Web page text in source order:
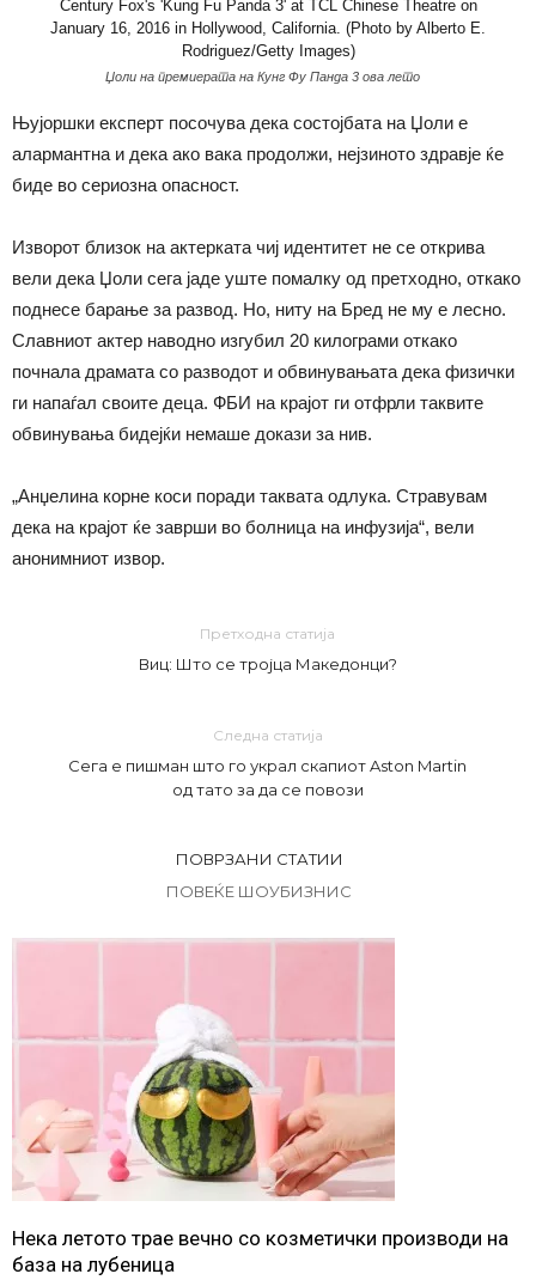
Џоли на премиерата на Кунг Фу Панда 3 ова лето
Њујоршки експерт посочува дека состојбата на Џоли е
алармантна и дека ако вака продолжи, нејзиното здравје ќе
биде во сериозна опасност.
Изворот близок на актерката чиј идентитет не се открива
вели дека Џоли сега јаде уште помалку од претходно, откако
поднесе барање за развод. Но, ниту на Бред не му е лесно.
Славниот актер наводно изгубил 20 килограми откако
почнала драмата со разводот и обвинувањата дека физички
ги напаѓал своите деца. ФБИ на крајот ги отфрли таквите
обвинувања бидејќи немаше докази за нив.
„Анџелина корне коси поради таквата одлука. Стравувам
дека на крајот ќе заврши во болница на инфузија“, вели
анонимниот извор.
Претходна статија
Виц: Што се тројца Македонци?
Следна статија
Сега е пишман што го украл скапиот Aston Martin
од тато за да се повози
ПОВРЗАНИ СТАТИИ
ПОВЕЌЕ ШОУБИЗНИС
Нека летото трае вечно со козметички производи на
база на лубеница